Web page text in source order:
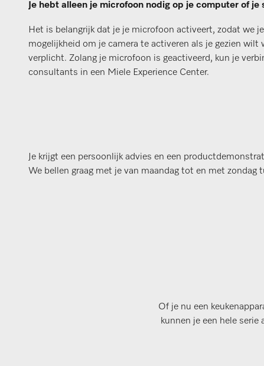
Je hebt alleen je microfoon nodig op je computer of
Het is belangrijk dat je je microfoon activeert, zodat we
mogelijkheid om je camera te activeren als je gezien wilt
verplicht. Zolang je microfoon is geactiveerd, kun je
consultants in een Miele Experience Center.
Je krijgt een persoonlijk advies en een
We bellen graag met je van maandag tot en met
Of je nu een
kunnen je een hele